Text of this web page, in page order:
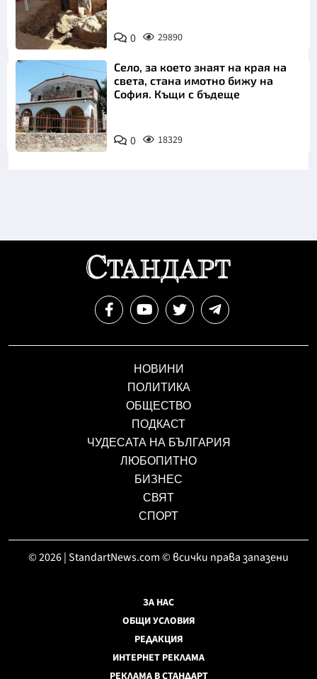
0 29890
Село, за което знаят на края на
света, стана имотно бижу на
София. Къщи с бъдеще
0 18329
НОВИНИ
ПОЛИТИКА
ОБЩЕСТВО
ПОДКАСТ
ЧУДЕСАТА НА БЪЛГАРИЯ
ЛЮБОПИТНО
БИЗНЕС
СВЯТ
СПОРТ
© 2026 | StandartNews.com © всички права запазени
ЗА НАС
ОБЩИ УСЛОВИЯ
РЕДАКЦИЯ
ИНТЕРНЕТ РЕКЛАМА
РЕКЛАМА В СТАНДАРТ